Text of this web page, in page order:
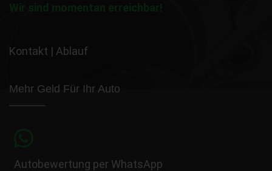
Wir sind momentan erreichbar!
Kontakt | Ablauf
Mehr Geld Für Ihr Auto
Autobewertung per WhatsApp